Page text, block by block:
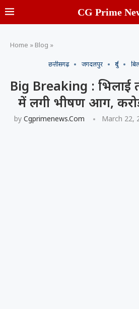
CG Prime
Home » Blog »
छत्तीसगढ़ जगदलपुर दुर्ग
Big Breaking : भिलाई
में लगी भीषण आग,
by Cgprimenews.com March 22,